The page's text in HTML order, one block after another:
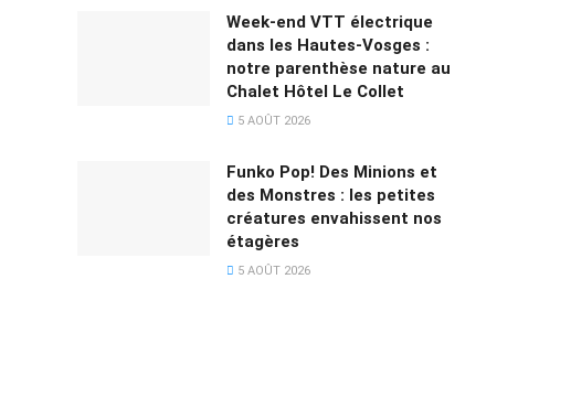
Week-end VTT électrique
dans les Hautes-Vosges :
notre parenthèse nature au
Chalet Hôtel Le Collet
5 AOÛT 2026
Funko Pop! Des Minions et
des Monstres : les petites
créatures envahissent nos
étagères
5 AOÛT 2026